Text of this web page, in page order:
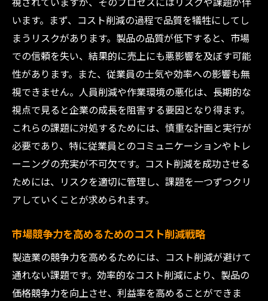
化
自動化技術がもたらすコスト削減効果
スマートテクノロジー導入事例で学ぶ
事例から学ぶ製造業の革新的コスト削減戦略
国内外の製造業コスト削減成功事例
革新的なコスト削減戦略の具体例
事例に見る製造業の変革とコスト管理
最先端の技術を駆使したコスト削減
成功事例から学ぶ持続可能なアプローチ
ケーススタディで知る実践的戦略の効果
ローチ
環境配慮型製造でコストを削減する
サステナビリティとコスト削減の両立法
新しいビジネスモデルで持続可能性を追求
います。まず、コスト削減の過程で品質を犠牲にしてし
まうリスクがあります。製品の品質が低下すると、市場
での信頼を失い、結果的に売上にも悪影響を及ぼす可能
性があります。また、従業員の士気や効率への影響も無
視できません。人員削減や作業環境の悪化は、長期的な
視点で見ると企業の成長を阻害する要因となり得ます。
これらの課題に対処するためには、慎重な計画と実行が
必要であり、特に従業員とのコミュニケーションやトレ
ーニングの充実が不可欠です。コスト削減を成功させる
ためには、リスクを適切に管理し、課題を一つずつクリ
アしていくことが求められます。
市場競争力を高めるためのコスト削減戦略
製造業の競争力を高めるためには、コスト削減が避けて
通れない課題です。効率的なコスト削減により、製品の
価格競争力を向上させ、利益率を高めることができま